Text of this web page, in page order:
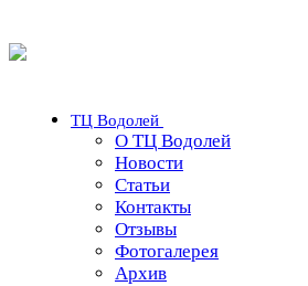
ТЦ Водолей
О ТЦ Водолей
Новости
Статьи
Контакты
Отзывы
Фотогалерея
Архив